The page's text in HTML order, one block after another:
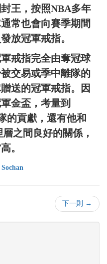
王，按照NBA多年
常也會向賽季期間
放冠軍戒指。
戒指完全由奪冠球
交易或季中離隊的
送的冠軍戒指。因
金盃，考量到
的貢獻，還有他和
之間良好的關係，
。
下一則 →